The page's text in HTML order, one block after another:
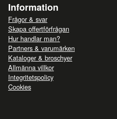
Information
Frågor & svar
Skapa offertförfrågan
Hur handlar man?
Partners & varumärken
Kataloger & broschyer
Allmänna villkor
Integritetspolicy
Cookies